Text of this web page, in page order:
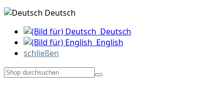
Deutsch
Deutsch
English
schließen